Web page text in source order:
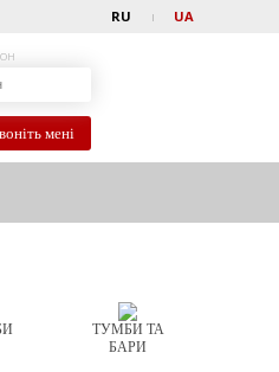
RU UA
мені
ТУМБИ ТА
БАРИ